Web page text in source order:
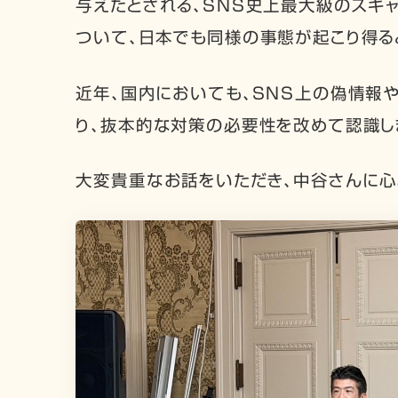
与えたとされる、SNS史上最大級のスキャ
ついて、日本でも同様の事態が起こり得
近年、国内においても、SNS上の偽情報
り、抜本的な対策の必要性を改めて認識し
大変貴重なお話をいただき、中谷さんに